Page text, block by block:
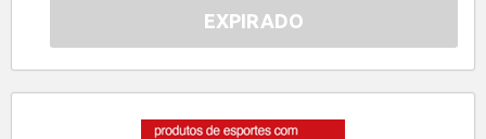
EXPIRADO